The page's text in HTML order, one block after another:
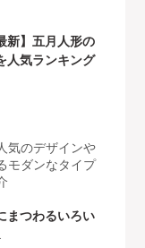
新】五月人形の
人気ランキング
気のデザインや
モダンなタイプ
まつわるいろい